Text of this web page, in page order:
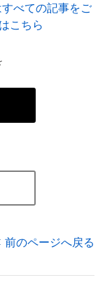
べての記事をご
こちら
前のページへ戻る